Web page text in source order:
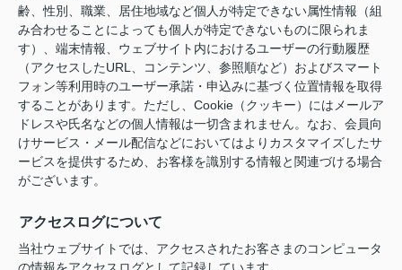
齢、性別、職業、居住地域など個人が特定できない属性情報（組
み合わせることによっても個人が特定できないものに限られま
す）、端末情報、ウェブサイト内におけるユーザーの行動履歴
（アクセスしたURL、コンテンツ、参照順など）およびスマート
フォン等利用時のユーザー承諾・申込みに基づく位置情報を取得
することがあります。ただし、Cookie（クッキー）にはメールア
ドレスや氏名などの個人情報は一切含まれません。なお、会員向
けサービス・メール配信などにおいてはよりカスタマイズしたサ
ービスを提供するため、お客様を識別する情報と関連づける場合
がございます。
アクセスログについて
当社ウェブサイトでは、アクセスされたお客さまのコンピュータ